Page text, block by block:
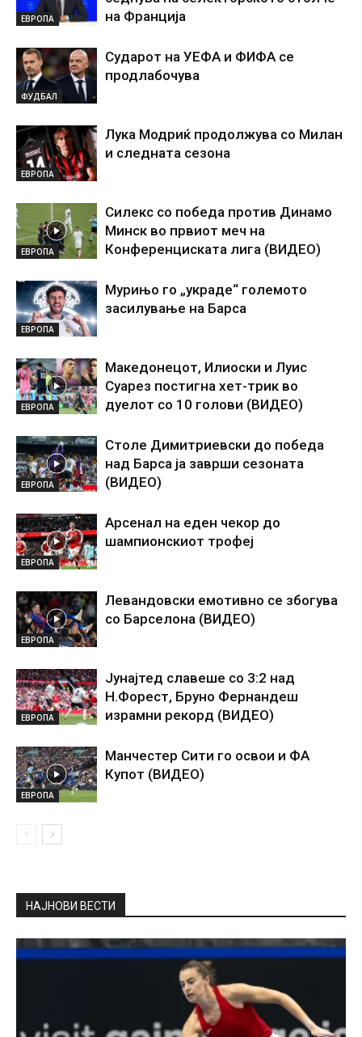
ЕВРОПА
на Франција
ФУДБАЛ
Сударот на УЕФА и ФИФА се
продлабочува
ЕВРОПА
Лука Модриќ продолжува со Милан
и следната сезона
ЕВРОПА
Силекс со победа против Динамо
Минск во првиот меч на
Конференциската лига (ВИДЕО)
ЕВРОПА
Мурињо го „украде“ големото
засилување на Барса
ЕВРОПА
Македонецот, Илиоски и Луис
Суарез постигна хет-трик во
дуелот со 10 голови (ВИДЕО)
ЕВРОПА
Столе Димитриевски до победа
над Барса ја заврши сезоната
(ВИДЕО)
ЕВРОПА
Арсенал на еден чекор до
шампионскиот трофеј
ЕВРОПА
Левандовски емотивно се збогува
со Барселона (ВИДЕО)
ЕВРОПА
Јунајтед славеше со 3:2 над
Н.Форест, Бруно Фернандеш
израмни рекорд (ВИДЕО)
ЕВРОПА
Манчестер Сити го освои и ФА
Купот (ВИДЕО)
НАЈНОВИ ВЕСТИ